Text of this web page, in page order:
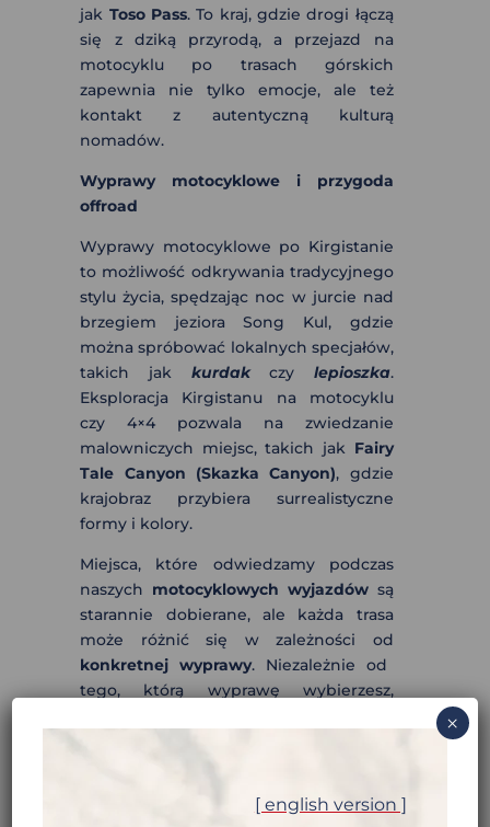
jak Toso Pass. To kraj, gdzie drogi łączą
się z dziką przyrodą, a przejazd na
motocyklu po trasach górskich
zapewnia nie tylko emocje, ale też
kontakt z autentyczną kulturą
nomadów.
Wyprawy motocyklowe i przygoda
offroad
Wyprawy motocyklowe po Kirgistanie
to możliwość odkrywania tradycyjnego
stylu życia, spędzając noc w jurcie nad
brzegiem jeziora Song Kul, gdzie
można spróbować lokalnych specjałów,
takich jak kurdakczy lepioszka.
Eksploracja Kirgistanu na motocyklu
czy 4×4 pozwala na zwiedzanie
malowniczych miejsc, takich jak Fairy
Tale Canyon (Skazka Canyon), gdzie
krajobraz przybiera surrealistyczne
formy i kolory.
Miejsca, które odwiedzamy podczas
naszych motocyklowych wyjazdówsą
starannie dobierane, ale każda trasa
może różnić się w zależności od
konkretnej wyprawy. Niezależnie od
tego, którą wyprawę wybierzesz,
[ english version ]
×